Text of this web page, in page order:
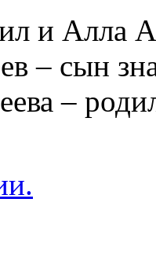
и Алла
– сын
–